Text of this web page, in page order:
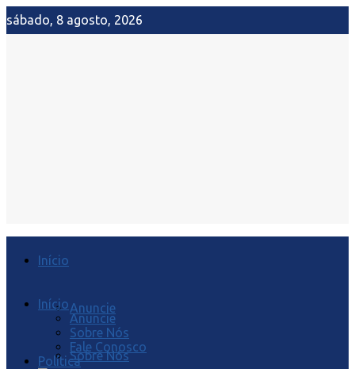
sábado, 8 agosto, 2026
Início
Anuncie
Sobre Nós
Início
Anuncie
Sobre Nós
Fale Conosco
Política